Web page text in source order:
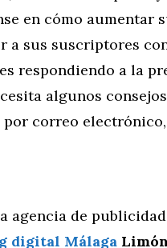
en cómo aumentar
a sus suscriptores
respondiendo a la
algunos
correo electrónico,
agencia de
digital Málaga